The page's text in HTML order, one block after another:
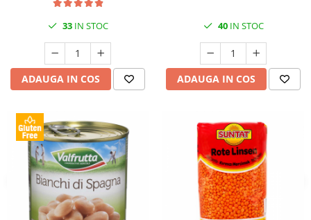
33IN STOC
ADAUGA IN COS
40IN STOC
ADAUGA IN COS